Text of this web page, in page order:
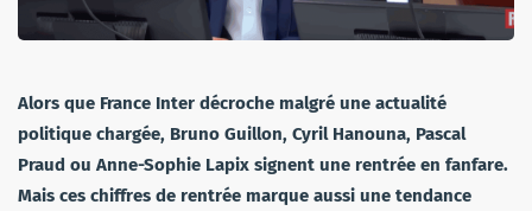
Alors que France Inter décroche malgré une actualité
politique chargée, Bruno Guillon, Cyril Hanouna, Pascal
Praud ou Anne-Sophie Lapix signent une rentrée en fanfare.
Mais ces chiffres de rentrée marque aussi une tendance